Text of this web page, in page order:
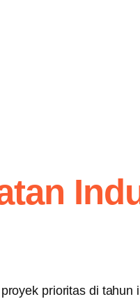
prioritas di tahun